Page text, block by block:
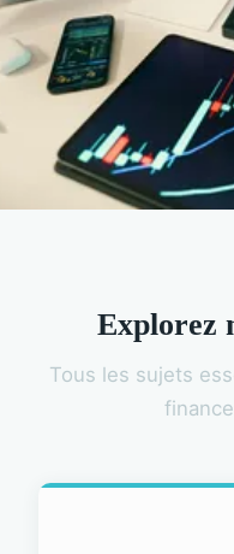
Explorez
Tous les sujets